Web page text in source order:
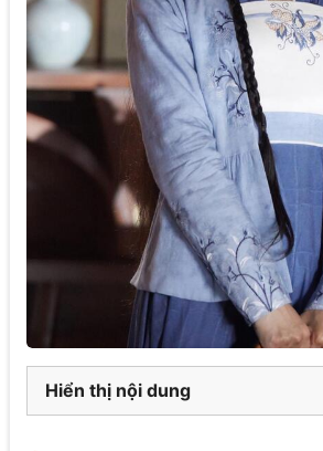
Hiển thị nội dung